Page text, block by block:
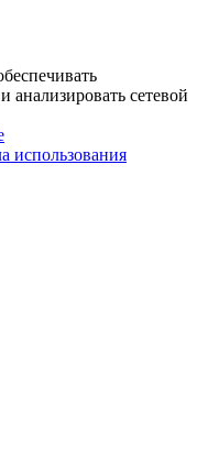
анализировать сетевой
использования